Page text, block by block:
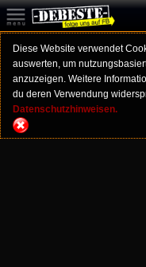
Diese Website verwendet
auswerten, um
anzuzeigen. Weitere
du deren Verwendung
Datenschutzhinweisen.